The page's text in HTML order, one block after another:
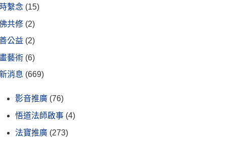
繫念 (15)
共修 (2)
公益 (2)
藝術 (6)
消息 (669)
影音推廣 (76)
悟道法師啟事 (4)
法寶推廣 (273)